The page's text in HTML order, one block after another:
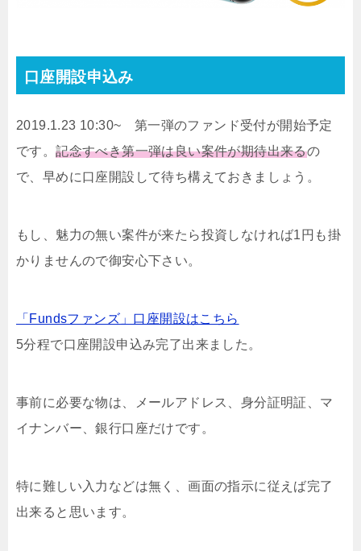
口座開設申込み
2019.1.23 10:30~ 第一弾のファンド受付が開始予定
です。記念すべき第一弾は良い案件が期待出来るの
で、早めに口座開設して待ち構えておきましょう。
もし、魅力の無い案件が来たら投資しなければ1円も掛
かりませんので御安心下さい。
「Fundsファンズ」口座開設はこちら
5分程で口座開設申込み完了出来ました。
事前に必要な物は、メールアドレス、身分証明証、マ
イナンバー、銀行口座だけです。
特に難しい入力などは無く、画面の指示に従えば完了
出来ると思います。